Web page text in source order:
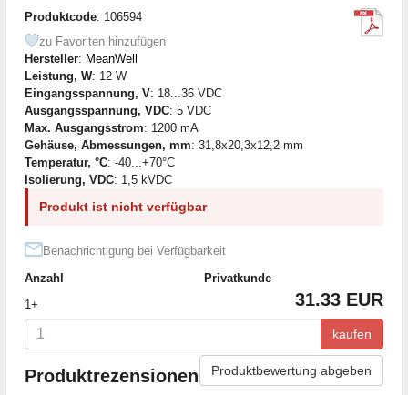
Produktcode: 106594
zu Favoriten hinzufügen
Hersteller: MeanWell
Leistung, W: 12 W
Eingangsspannung, V: 18...36 VDC
Ausgangsspannung, VDC: 5 VDC
Max. Ausgangsstrom: 1200 mA
Gehäuse, Abmessungen, mm: 31,8x20,3x12,2 mm
Temperatur, °C: -40...+70°C
Isolierung, VDC: 1,5 kVDC
Produkt ist nicht verfügbar
Benachrichtigung bei Verfügbarkeit
Anzahl
Privatkunde
1+
31.33 EUR
kaufen
Produktrezensionen Produktbewertung abgeben